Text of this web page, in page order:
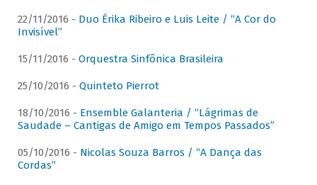
22/11/2016 - Duo Érika Ribeiro e Luis Leite / “A Cor do
Invisível”
15/11/2016 - Orquestra Sinfônica Brasileira
25/10/2016 - Quinteto Pierrot
18/10/2016 - Ensemble Galanteria / “Lágrimas de
Saudade – Cantigas de Amigo em Tempos Passados”
05/10/2016 - Nicolas Souza Barros / “A Dança das
Cordas”